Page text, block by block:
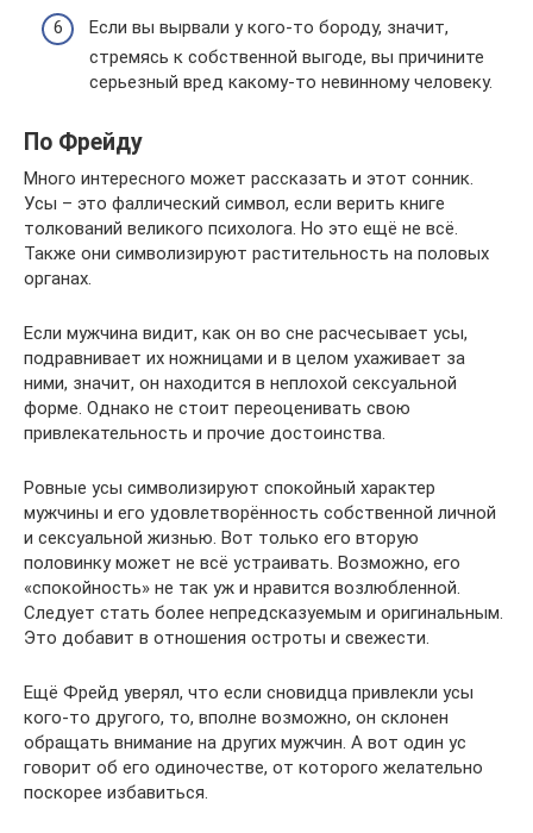
Если вы вырвали у кого-то бороду, значит,
стремясь к собственной выгоде, вы причините
серьезный вред какому-то невинному человеку.
По Фрейду
Много интересного может рассказать и этот сонник.
Усы – это фаллический символ, если верить книге
толкований великого психолога. Но это ещё не всё.
Также они символизируют растительность на половых
органах.
Если мужчина видит, как он во сне расчесывает усы,
подравнивает их ножницами и в целом ухаживает за
ними, значит, он находится в неплохой сексуальной
форме. Однако не стоит переоценивать свою
привлекательность и прочие достоинства.
Ровные усы символизируют спокойный характер
мужчины и его удовлетворённость собственной личной
и сексуальной жизнью. Вот только его вторую
половинку может не всё устраивать. Возможно, его
«спокойность» не так уж и нравится возлюбленной.
Следует стать более непредсказуемым и оригинальным.
Это добавит в отношения остроты и свежести.
Ещё Фрейд уверял, что если сновидца привлекли усы
кого-то другого, то, вполне возможно, он склонен
обращать внимание на других мужчин. А вот один ус
говорит об его одиночестве, от которого желательно
поскорее избавиться.